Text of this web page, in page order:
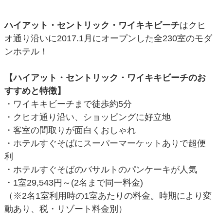
ハイアット・セントリック・ワイキキビーチはクヒ
オ通り沿いに2017.1月にオープンした全230室のモダ
ンホテル！
【ハイアット・セントリック・ワイキキビーチのお
すすめと特徴】
・ワイキキビーチまで徒歩約5分
・クヒオ通り沿い、ショッピングに好立地
・客室の間取りが面白くおしゃれ
・ホテルすぐそばにスーパーマーケットありで超便
利
・ホテルすぐそばのバサルトのパンケーキが人気
・1室29,543円～(2名まで同一料金)
（※2名1室利用時の1室あたりの料金。時期により変
動あり、税・リゾート料金別）